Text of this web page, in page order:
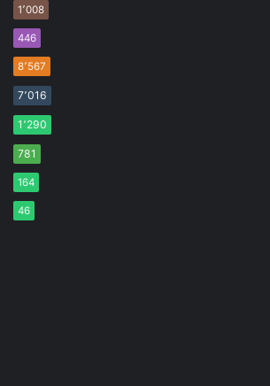
1٬008
446
8٬567
7٬016
1٬290
781
164
46